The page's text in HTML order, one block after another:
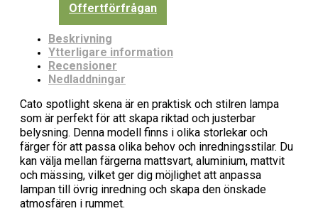
Offertförfrågan
Beskrivning
Ytterligare information
Recensioner
Nedladdningar
Cato spotlight skena är en praktisk och stilren lampa
som är perfekt för att skapa riktad och justerbar
belysning. Denna modell finns i olika storlekar och
färger för att passa olika behov och inredningsstilar. Du
kan välja mellan färgerna mattsvart, aluminium, mattvit
och mässing, vilket ger dig möjlighet att anpassa
lampan till övrig inredning och skapa den önskade
atmosfären i rummet.